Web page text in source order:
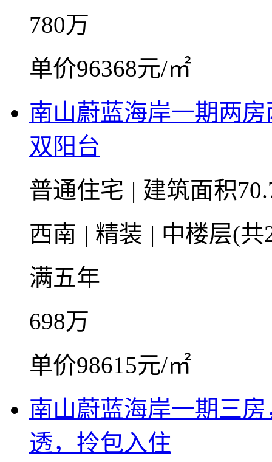
780万
单价96368元/㎡
南山蔚蓝海岸一期两
双阳台
普通住宅 | 建筑面积
西南 | 精装 | 中楼层(
满五年
698万
单价98615元/㎡
南山蔚蓝海岸一期三
透，拎包入住